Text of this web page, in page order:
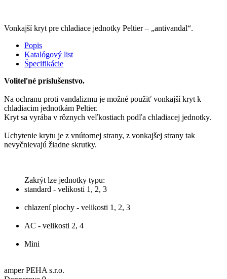
Vonkajší kryt pre chladiace jednotky Peltier – „antivandal“.
Popis
Katalógový list
Špecifikácie
Voliteľné príslušenstvo.
Na ochranu proti vandalizmu je možné použiť vonkajší kryt k
chladiacim jednotkám Peltier.
Kryt sa vyrába v rôznych veľkostiach podľa chladiacej jednotky.
Uchytenie krytu je z vnútornej strany, z vonkajšej strany tak
nevyčnievajú žiadne skrutky.
Zakrýt lze jednotky typu:
standard - velikosti 1, 2, 3
chlazení plochy - velikosti 1, 2, 3
AC - velikosti 2, 4
Mini
amper PEHA s.r.o.